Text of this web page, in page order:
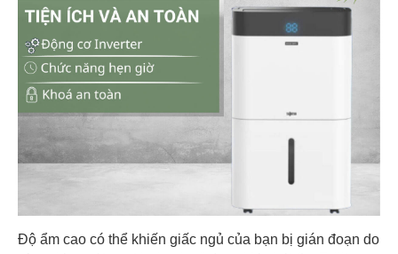
Độ ẩm cao có thể khiến giấc ngủ của bạn bị gián đoạn do